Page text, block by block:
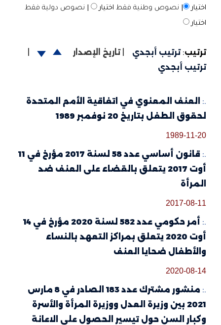
اختيار
| نصوص وطنية فقط اختيار | نصوص دولية فقط
اختيار
ترتيب: ترتيب أبجدي | تاريخ الإصدار
|
ترتيب أبجدي
العنف المعنوي في اتفاقية الأمم المتحدة
لحقوق الطفل بتاريخ 20 نوفمبر 1989
1989-11-20
قانون أساسي عدد 58 لسنة 2017 مؤرخ في 11
أوت 2017 يتعلق بالقضاء على العنف ضد
المرأة
2017-08-11
أمر حكومي عدد 582 لسنة 2020 مؤرخ في 14
أوت 2020 يتعلق بمراكز التعهد بالنساء
والأطفال ضحايا العنف
2020-08-14
منشور مشترك عدد 183 الصادر في 8 مارس
2021 بين وزيرة العدل ووزيرة المرأة والأسرة
وكبار السن حول تيسير الحصول على الاعانة